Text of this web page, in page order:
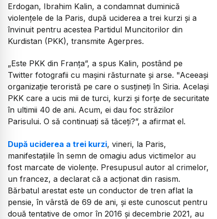
Erdogan, Ibrahim Kalin, a condamnat duminică
violenţele de la Paris, după uciderea a trei kurzi şi a
învinuit pentru acestea Partidul Muncitorilor din
Kurdistan (PKK), transmite Agerpres.
„Este PKK din Franţa”, a spus Kalin, postând pe
Twitter fotografii cu maşini răsturnate şi arse. "Aceeaşi
organizaţie teroristă pe care o susţineţi în Siria. Acelaşi
PKK care a ucis mii de turci, kurzi şi forţe de securitate
în ultimii 40 de ani. Acum, ei dau foc străzilor
Parisului. O să continuaţi să tăceţi?”, a afirmat el.
După uciderea a trei kurzi, vineri, la Paris,
manifestaţiile în semn de omagiu adus victimelor au
fost marcate de violenţe. Presupusul autor al crimelor,
un francez, a declarat că a acţionat din rasism.
Bărbatul arestat este un conductor de tren aflat la
pensie, în vârstă de 69 de ani, şi este cunoscut pentru
două tentative de omor în 2016 şi decembrie 2021, au